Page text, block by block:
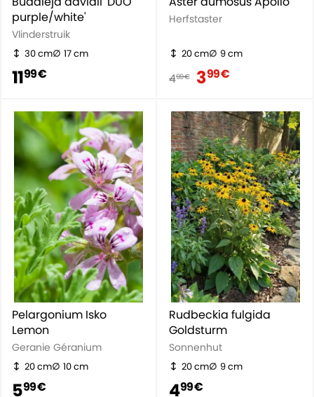
purple/white'
Vlinderstruik
30 cm 17 cm
1199 €
Herfstaster
20 cm 9 cm
499 € 399 €
Pelargonium Isko
Lemon
Geranie Géranium
20 cm 10 cm
599 €
Rudbeckia fulgida
Goldsturm
Sonnenhut
20 cm 9 cm
499 €